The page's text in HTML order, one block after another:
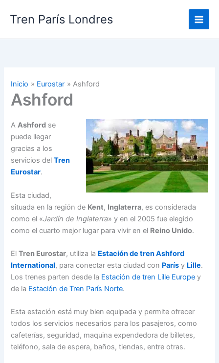
Tren París Londres
Inicio Eurostar Ashford
Ashford
AAshford se
puede llegar
gracias a los
servicios delTren
Eurostar.
Esta ciudad,
situada en la región de Kent, Inglaterra, es considerada
como el «Jardín de Inglaterra» y en el 2005 fue elegido
como el cuarto mejor lugar para vivir en el Reino Unido.
ElTren Eurostar, utiliza la Estación de tren Ashford
International, para conectar esta ciudad con París y Lille.
Los trenes parten desde la Estación de tren Lille Europe y
de la Estación de Tren París Norte.
Esta estación está muy bien equipada y permite ofrecer
todos los servicios necesarios para los pasajeros, como
cafeterías, seguridad, maquina expendedora de billetes,
teléfono, sala de espera, baños, tiendas, entre otras.